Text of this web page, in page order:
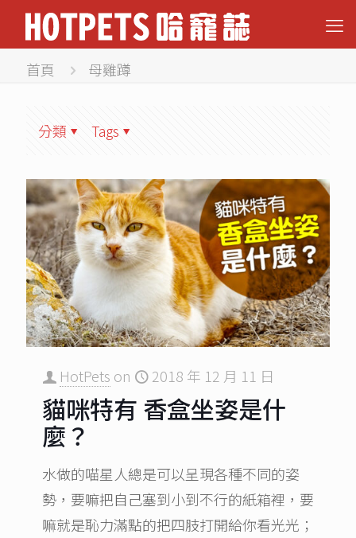
首頁 母雞蹲
分類 Tags
HotPets on 2018 年 12 月 11 日
貓咪特有 香盒坐姿是什
麼？
水做的喵星人總是可以呈現各種不同的姿
勢，要嘛把自己塞到小到不行的紙箱裡，要
嘛就是恥力滿點的把四肢打開給你看光光；